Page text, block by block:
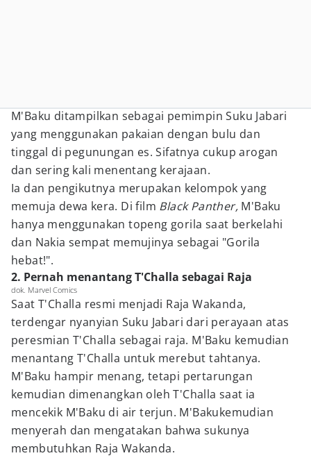
M'Baku ditampilkan sebagai pemimpin Suku Jabari
yang menggunakan pakaian dengan bulu dan
tinggal di pegunungan es. Sifatnya cukup arogan
dan sering kali menentang kerajaan.
Ia dan pengikutnya merupakan kelompok yang
memuja dewa kera. Di film Black Panther, M'Baku
hanya menggunakan topeng gorila saat berkelahi
dan Nakia sempat memujinya sebagai "Gorila
hebat!".
2. Pernah menantang T'Challa sebagai Raja
dok. Marvel Comics
Saat T'Challa resmi menjadi Raja Wakanda,
terdengar nyanyian Suku Jabari dari perayaan atas
peresmian T'Challa sebagai raja. M'Baku kemudian
menantang T'Challa untuk merebut tahtanya.
M'Baku hampir menang, tetapi pertarungan
kemudian dimenangkan oleh T'Challa saat ia
mencekik M'Baku di air terjun. M'Bakukemudian
menyerah dan mengatakan bahwa sukunya
membutuhkan Raja Wakanda.